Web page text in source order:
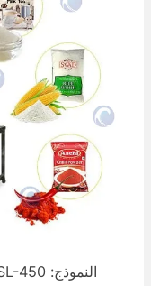
النموذج: SL-320، SL-450